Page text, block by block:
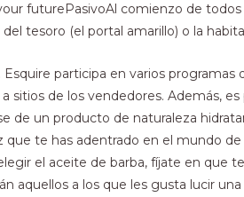
futurePasivoAl comienzo de
tesoro (el portal amarillo) o la
participa en varios
sitios de los vendedores. Además,
de un producto de naturaleza
te has adentrado en el mundo
el aceite de barba, fíjate en que
aquellos a los que les gusta lucir